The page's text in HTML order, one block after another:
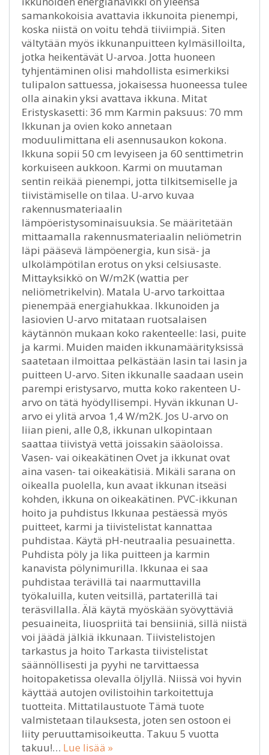
samankokoisia avattavia ikkunoita pienempi,
koska niistä on voitu tehdä tiiviimpiä. Siten
vältytään myös ikkunanpuitteen kylmäsilloilta,
jotka heikentävät U-arvoa. Jotta huoneen
tyhjentäminen olisi mahdollista esimerkiksi
tulipalon sattuessa, jokaisessa huoneessa tulee
olla ainakin yksi avattava ikkuna. Mitat
Eristyskasetti: 36 mm Karmin paksuus: 70 mm
Ikkunan ja ovien koko annetaan
moduulimittana eli asennusaukon kokona.
Ikkuna sopii 50 cm levyiseen ja 60 senttimetrin
korkuiseen aukkoon. Karmi on muutaman
sentin reikää pienempi, jotta tilkitsemiselle ja
tiivistämiselle on tilaa. U-arvo kuvaa
rakennusmateriaalin
lämpöeristysominaisuuksia. Se määritetään
mittaamalla rakennusmateriaalin neliömetrin
läpi pääsevä lämpöenergia, kun sisä- ja
ulkolämpötilan erotus on yksi celsiusaste.
Mittayksikkö on W/m2K (wattia per
neliömetrikelvin). Matala U-arvo tarkoittaa
pienempää energiahukkaa. Ikkunoiden ja
lasiovien U-arvo mitataan ruotsalaisen
käytännön mukaan koko rakenteelle: lasi, puite
ja karmi. Muiden maiden ikkunamäärityksissä
saatetaan ilmoittaa pelkästään lasin tai lasin ja
puitteen U-arvo. Siten ikkunalle saadaan usein
parempi eristysarvo, mutta koko rakenteen U-
arvo on tätä hyödyllisempi. Hyvän ikkunan U-
arvo ei ylitä arvoa 1,4 W/m2K. Jos U-arvo on
liian pieni, alle 0,8, ikkunan ulkopintaan
saattaa tiivistyä vettä joissakin sääoloissa.
Vasen- vai oikeakätinen Ovet ja ikkunat ovat
aina vasen- tai oikeakätisiä. Mikäli sarana on
oikealla puolella, kun avaat ikkunan itseäsi
kohden, ikkuna on oikeakätinen. PVC-ikkunan
hoito ja puhdistus Ikkunaa pestäessä myös
puitteet, karmi ja tiivistelistat kannattaa
puhdistaa. Käytä pH-neutraalia pesuainetta.
Puhdista pöly ja lika puitteen ja karmin
kanavista pölynimurilla. Ikkunaa ei saa
puhdistaa terävillä tai naarmuttavilla
työkaluilla, kuten veitsillä, partaterillä tai
teräsvillalla. Älä käytä myöskään syövyttäviä
pesuaineita, liuospriitä tai bensiiniä, sillä niistä
voi jäädä jälkiä ikkunaan. Tiivistelistojen
tarkastus ja hoito Tarkasta tiivistelistat
säännöllisesti ja pyyhi ne tarvittaessa
hoitopaketissa olevalla öljyllä. Niissä voi hyvin
käyttää autojen ovilistoihin tarkoitettuja
tuotteita. Mittatilaustuote Tämä tuote
valmistetaan tilauksesta, joten sen ostoon ei
liity peruuttamisoikeutta. Takuu 5 vuotta
takuu!… Lue lisää »